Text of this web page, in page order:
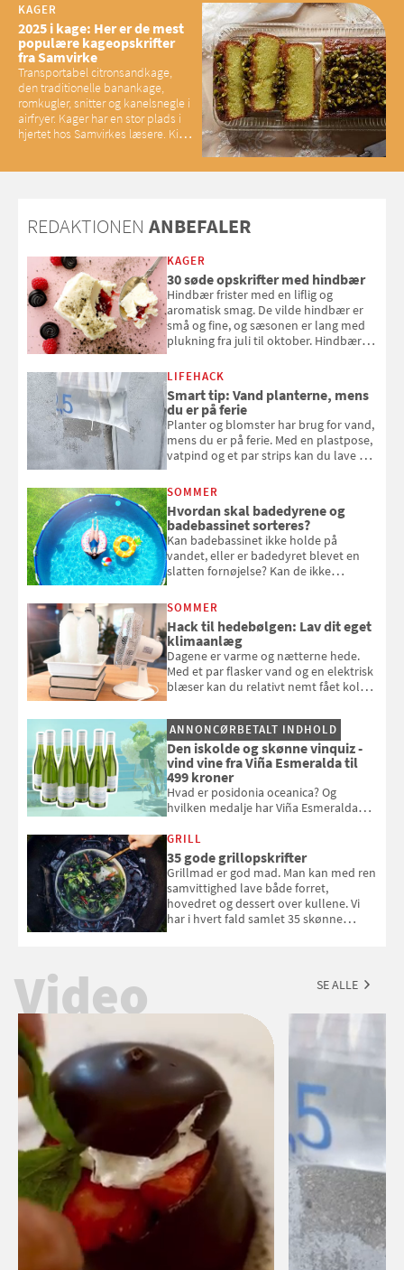
KAGER
2025 i kage: Her er de mest
populære kageopskrifter
fra Samvirke
Transportabel citronsandkage,
den traditionelle banankage,
romkugler, snitter og kanelsnegle i
airfryer. Kager har en stor plads i
hjertet hos Samvirkes læsere. Kig
REDAKTIONEN ANBEFALER
KAGER
30 søde opskrifter med hindbær
Hindbær frister med en liflig og
aromatisk smag. De vilde hindbær er
små og fine, og sæsonen er lang med
plukning fra juli til oktober. Hindbær
kan bruge dine hindbær i alt fra
bagværk og salater til is og syltning.
LIFEHACK
Smart tip: Vand planterne, mens
du er på ferie
Planter og blomster har brug for vand,
mens du er på ferie. Med en plastpose,
vatpind og et par strips kan du lave dit
at bede naboen om at vande eller
komme hjem til døde planter
SOMMER
Hvordan skal badedyrene og
badebassinet sorteres?
Kan badebassinet ikke holde på
vandet, eller er badedyret blevet en
slatten fornøjelse? Kan de ikke
opmærksom, når du smider
badebassinet eller et badedyr ud
SOMMER
Hack til hedebølgen: Lav dit eget
klimaanlæg
Dagene er varme og nætterne hede.
Med et par flasker vand og en elektrisk
blæser kan du relativt nemt fået koldt
og se, hvordan du gør
ANNONCØRBETALT INDHOLD
Den iskolde og skønne vinquiz -
vind vine fra Viña Esmeralda til
499 kroner
Hvad er posidonia oceanica? Og
hvilken medalje har Viña Esmeralda
med i Samvirkes skønne vinquiz, hvor
du kan vinde 6 flasker vin fra Viña
Esmeralda. Konkurrencen slutter 1.
september 2026.
GRILL
35 gode grillopskrifter
Grillmad er god mad. Man kan med ren
samvittighed lave både forret,
hovedret og dessert over kullene. Vi
har i hvert fald samlet 35 skønne
Video SE ALLE